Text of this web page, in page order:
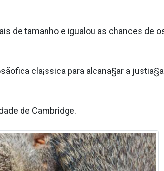
de tamanho e igualou as chances de
cla¡ssica para alcana§ar a
de Cambridge.